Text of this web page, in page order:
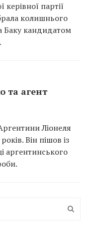
партії
колишнього
Баку кандидатом
та агент
Ліонеля
Він пішов із
аргентинського